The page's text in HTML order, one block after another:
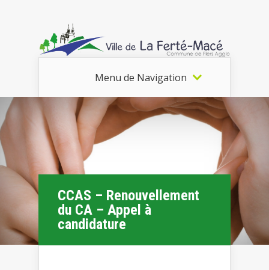
Menu de Navigation
CCAS – Renouvellement
du CA – Appel à
candidature